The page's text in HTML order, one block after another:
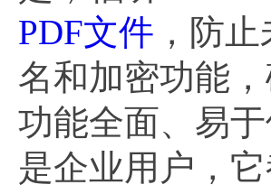
PDF文件 ，防
名和加密功能
功能全面、易
是企业用户，